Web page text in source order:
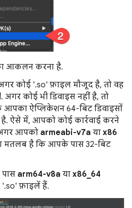
आकलन करना है.
कोई '.so' फ़ाइल मौजूद है, तो वह
अगर कोई भी डिवाइस नहीं है, तो
ऐप्लिकेशन 64-बिट डिवाइसों
ऐसे में, आपको कोई कार्रवाई करने
आपको armeabi-v7a या x86
मतलब है कि आपके पास 32-बिट
arm64-v8a या x86_64
फ़ाइलें हैं.